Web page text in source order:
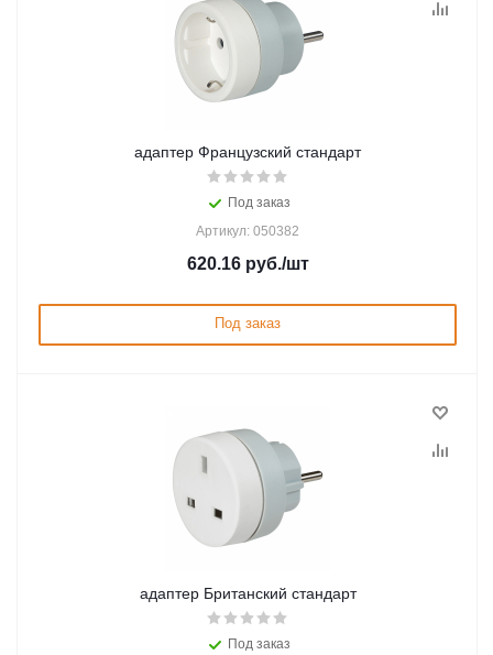
адаптер Французский стандарт
Под заказ
Артикул: 050382
620.16руб./шт
Под заказ
адаптер Британский стандарт
Под заказ